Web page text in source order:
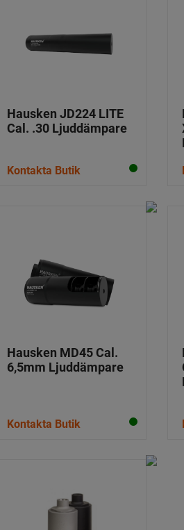
Hausken JD224 LITE
Cal. .30 Ljuddämpare
Kontakta Butik
Hausken MD45 Cal.
6,5mm Ljuddämpare
Kontakta Butik